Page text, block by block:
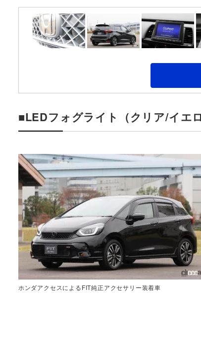
■LEDフォグライト（クリア/イエ
ホンダアクセスによるFIT純正アクセサリー装着車